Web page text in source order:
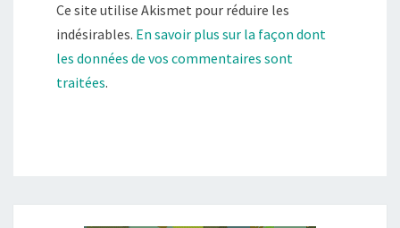
Ce site utilise Akismet pour réduire les
indésirables. En savoir plus sur la façon dont
les données de vos commentaires sont
traitées.